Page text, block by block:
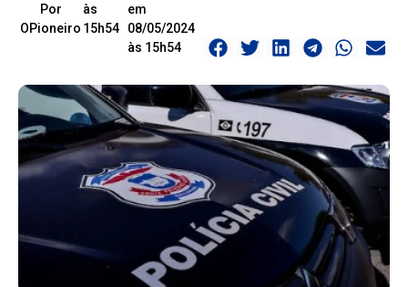
Por
OPioneiro
às
15h54
em
08/05/2024
às 15h54